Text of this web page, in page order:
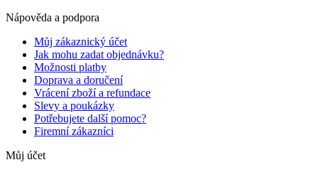
Nápověda a podpora
Můj zákaznický účet
Jak mohu zadat objednávku?
Možnosti platby
Doprava a doručení
Vrácení zboží a refundace
Slevy a poukázky
Potřebujete další pomoc?
Firemní zákazníci
Můj účet